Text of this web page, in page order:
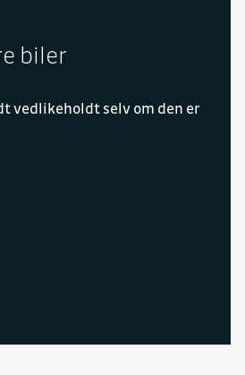
biler
vedlikeholdt selv om den er